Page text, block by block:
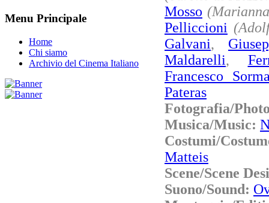
Menu Principale
Home
Chi siamo
Archivio del Cinema Italiano
Mosso
Pelliccioni
Galvani,
Maldarelli,
Francesco
Pateras
Fotografia/
Musica/Music:
Costumi/
Matteis
Scene/Scene
Suono/Sound: